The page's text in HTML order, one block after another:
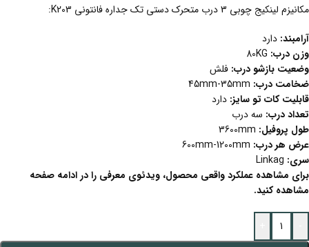
مکانیزم لینکیج چوبی 3 درب متحرک دستی تک جداره فانتونی K203:
آرامبند: دارد
وزن درب:
وضعیت بازشو درب: فلش
ضخامت درب:
قابلیت کات تو سایز: دارد
تعداد درب: سه درب
طول پروفیل:
عرض هر درب:
سری:
برای مشاهده عملکرد واقعی محصول، ویدئوی معرفی را در ادامه صفحه
مشاهده کنید.